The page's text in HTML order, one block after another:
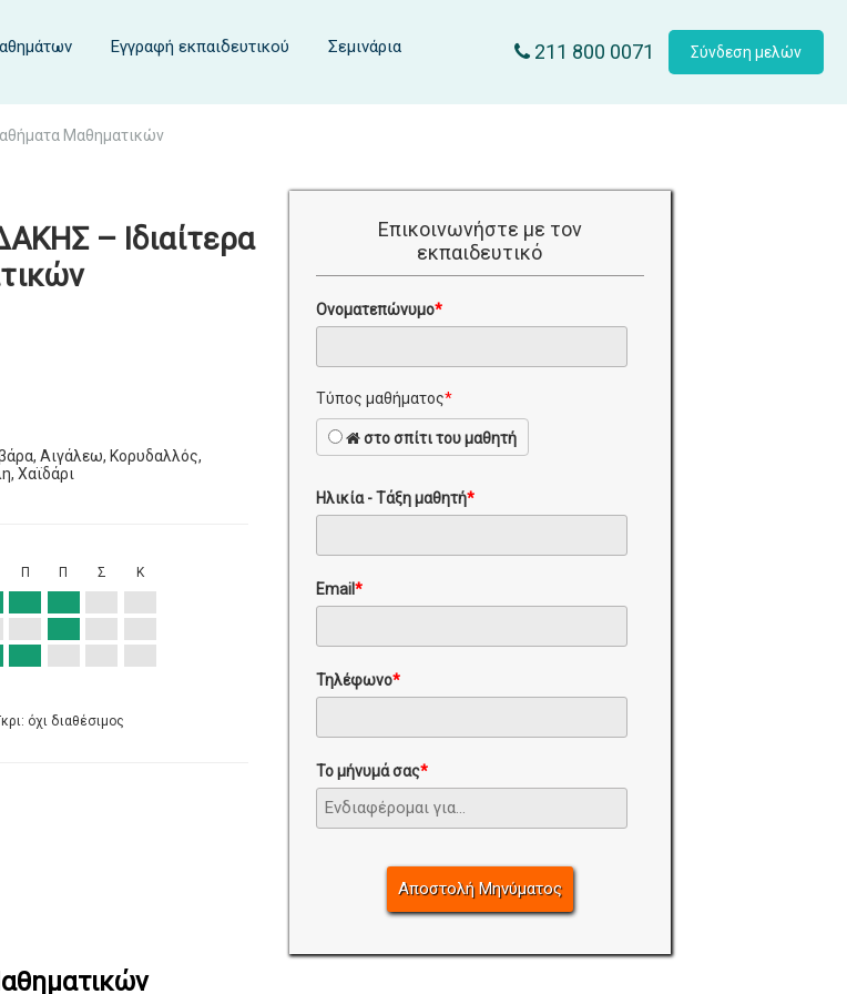
Εγγραφή εκπαιδευτικού Σεμινάρια 211 800 0071 Σύνδεση μελών
Μαθηματικών
– Ιδιαίτερα
Αιγάλεω, Κορυδαλλός,
Χαϊδάρι
Π Π Σ Κ
όχι διαθέσιμος
Επικοινωνήστε με τον
εκπαιδευτικό
Ονοματεπώνυμο*
Τύπος μαθήματος*
στο σπίτι του μαθητή
Ηλικία - Τάξη μαθητή*
Email*
Τηλέφωνο*
Το μήνυμά σας*